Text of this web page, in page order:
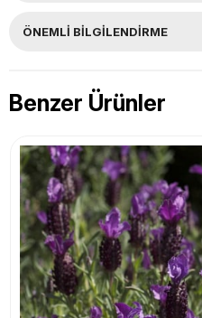
ÖNEMLI BILGILENDIRME
Benzer Ürünler